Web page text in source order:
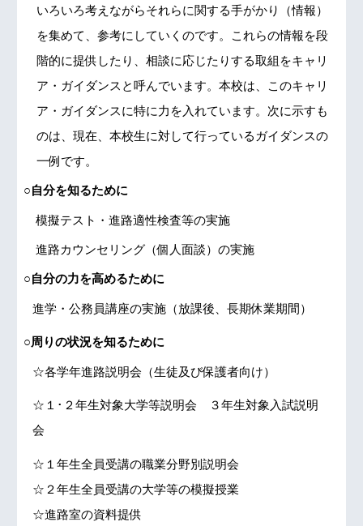
いろいろ考えながらそれらに関する手がかり（情報）
を集めて、参考にしていくのです。これらの情報を段
階的に提供したり、相談に応じたりする取組をキャリ
ア・ガイダンスと呼んでいます。本校は、このキャリ
ア・ガイダンスに特に力を入れています。次に示すも
のは、現在、本校生に対して行っているガイダンスの
一例です。
○自分を知るために
模擬テスト・進路適性検査等の実施
進路カウンセリング（個人面談）の実施
○自分の力を高めるために
進学・公務員講座の実施（放課後、長期休業期間）
○周りの状況を知るために
☆各学年進路説明会（生徒及び保護者向け）
☆１･２年生対象大学等説明会 ３年生対象入試説明
会
☆１年生全員受講の職業分野別説明会
☆２年生全員受講の大学等の模擬授業
☆進路室の資料提供